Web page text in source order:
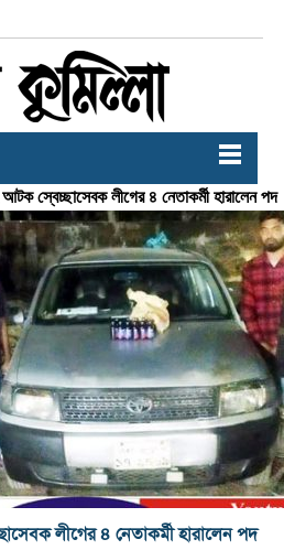
স্বেচ্ছাসেবক লীগের ৪ নেতাকর্মী হারালেন পদ
লীগের ৪ নেতাকর্মী হারালেন পদ